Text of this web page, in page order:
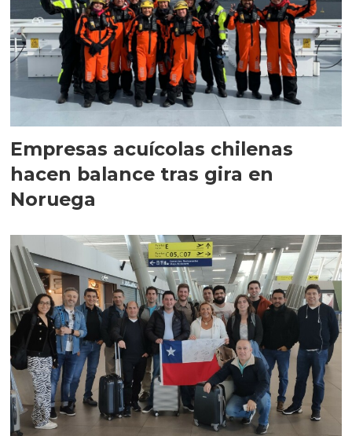
Empresas acuícolas chilenas
hacen balance tras gira en
Noruega